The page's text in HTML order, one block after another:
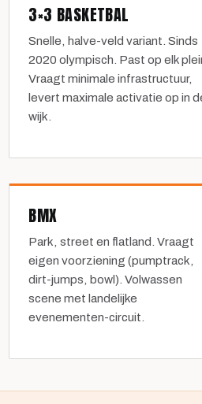
3×3 BASKETBAL
Snelle, halve-veld variant. Sinds
2020 olympisch. Past op elk
Vraagt minimale infrastructuur,
levert maximale activatie op in
wijk.
BMX
Park, street en flatland. Vraagt
eigen voorziening (pumptrack,
dirt-jumps, bowl). Volwassen
scene met landelijke
evenementen-circuit.